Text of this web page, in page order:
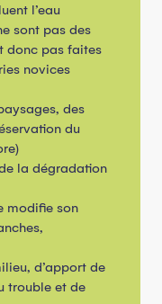
l’eau
sont pas des
donc pas faites
novices
des
du
la dégradation
modifie son
d’apport de
trouble et de